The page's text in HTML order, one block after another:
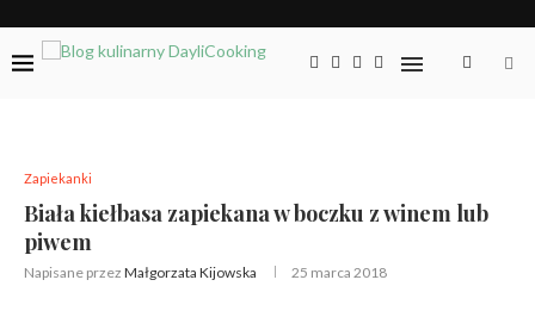
Zapiekanki
Biała kiełbasa zapiekana w boczku z winem lub
piwem
Napisane przez Małgorzata Kijowska 25 marca 2018